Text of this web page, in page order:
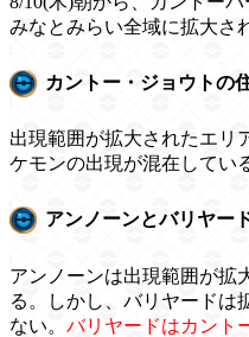
みなとみらい全域に拡大さ
カントー・ジョウトの
出現範囲が拡大されたエリ
ケモンの出現が混在してい
アンノーンとバリヤー
アンノーンは出現範囲が拡
る。しかし、バリヤードは
ない。 バリヤードはカント